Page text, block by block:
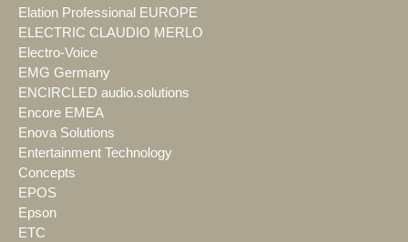
Elation Professional EUROPE
ELECTRIC CLAUDIO MERLO
Electro-Voice
EMG Germany
ENCIRCLED audio.solutions
Encore EMEA
Enova Solutions
Entertainment Technology
Concepts
EPOS
Epson
ETC